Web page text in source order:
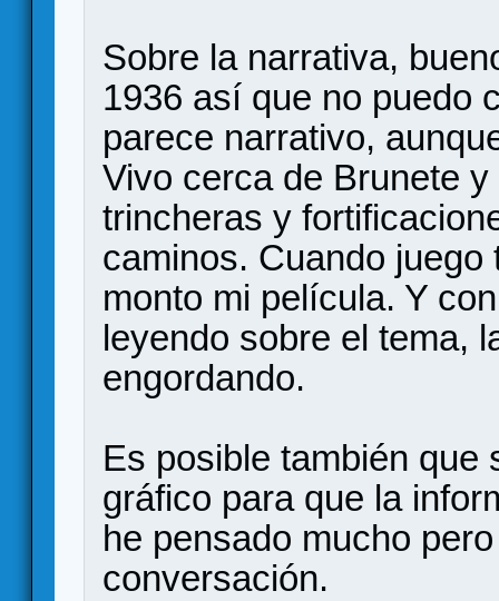
Sobre la narrativa,
1936 así que no puedo
parece narrativo,
Vivo cerca de Brunete
trincheras y
caminos. Cuando
monto mi película. Y
leyendo sobre el tema,
engordando.
Es posible también que
gráfico para que la
he pensado mucho
conversación.